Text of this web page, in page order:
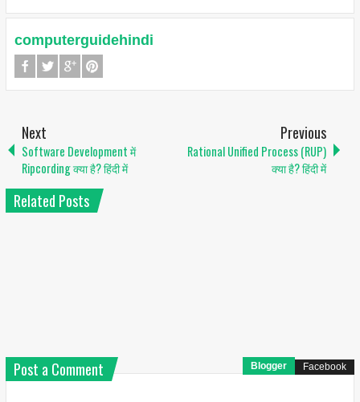
computerguidehindi
Next
Software Development में
Ripcording क्या है? हिंदी में
Previous
Rational Unified Process (RUP)
क्या है? हिंदी में
Related Posts
Post a Comment Blogger Facebook